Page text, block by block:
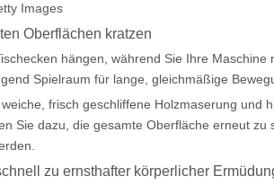
Images
Oberflächen kratzen
hängen, während Sie Ihre Maschine
Spielraum für lange, gleichmäßige
frisch geschliffene Holzmaserung und
Sie dazu, die gesamte Oberfläche erneut zu
zu ernsthafter körperlicher